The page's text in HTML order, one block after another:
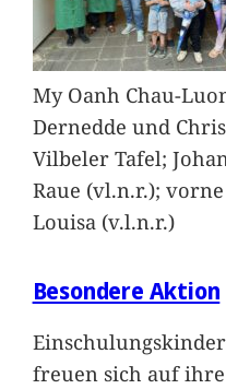
My Oanh Chau-
Dernedde und
Vilbeler Tafel;
Raue (vl.n.r.);
Louisa (v.l.n.r.)
Besondere Aktion
freuen sich auf ihre